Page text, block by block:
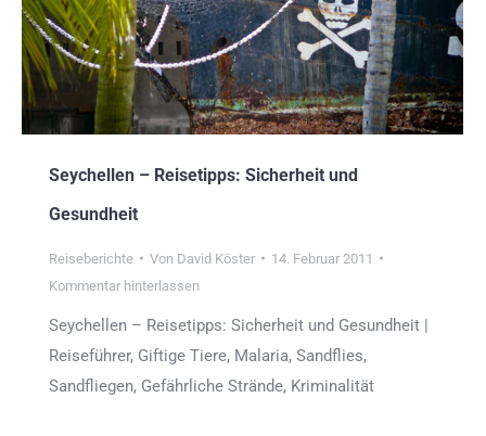
Seychellen – Reisetipps: Sicherheit und
Gesundheit
Reiseberichte Von David Köster
14. Februar 2011
Kommentar hinterlassen
Seychellen – Reisetipps: Sicherheit und Gesundheit |
Reiseführer, Giftige Tiere, Malaria, Sandflies,
Sandfliegen, Gefährliche Strände, Kriminalität